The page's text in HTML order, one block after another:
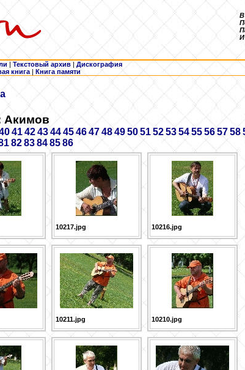
В
И
| Текстовый архив | Дискография
книга | Книга памяти
Акимов
414243444546474849505152535455565758
8283848586
10217.jpg 10216.jpg
10211.jpg 10210.jpg